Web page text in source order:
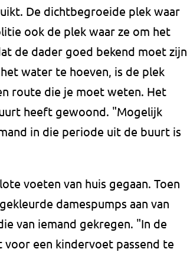
De dichtbegroeide plek waar
ook de plek waar ze om het
de dader goed bekend moet zijn
water te hoeven, is de plek
route die je moet weten. Het
heeft gewoond. "Mogelijk
in die periode uit de buurt is
voeten van huis gegaan. Toen
damespumps aan van
van iemand gekregen. "In de
een kindervoet passend te